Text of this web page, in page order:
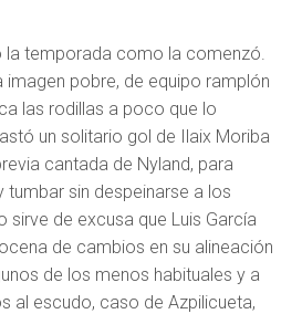
temporada como la comenzó.
imagen pobre, de equipo ramplón
las rodillas a poco que lo
un solitario gol de Ilaix Moriba
cantada de Nyland, para
sin despeinarse a los
sirve de excusa que Luis García
de cambios en su alineación
de los menos habituales y a
al escudo, caso de Azpilicueta,